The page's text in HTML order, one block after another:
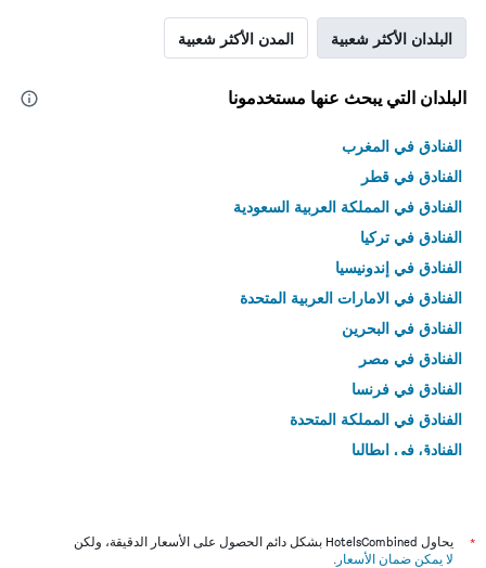
البلدان الأكثر شعبية المدن الأكثر شعبية
البلدان التي يبحث عنها مستخدمونا
الفنادق في المغرب
الفنادق في قطر
الفنادق في المملكة العربية السعودية
الفنادق في تركيا
الفنادق في إندونيسيا
الفنادق في الامارات العربية المتحدة
الفنادق في البحرين
الفنادق في مصر
الفنادق في فرنسا
الفنادق في المملكة المتحدة
الفنادق في إيطاليا
*
يحاول HotelsCombined بشكل دائم الحصول على الأسعار الدقيقة، ولكن
لا يمكن ضمان الأسعار .